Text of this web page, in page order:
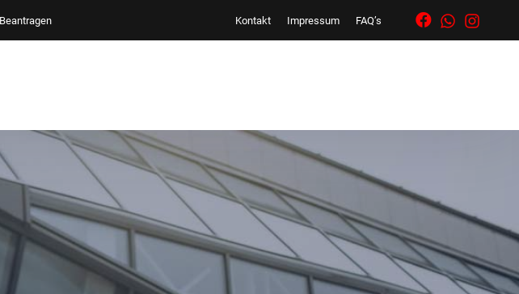
Kontakt Impressum FAQ’s